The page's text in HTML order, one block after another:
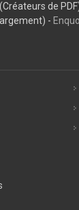
de
-